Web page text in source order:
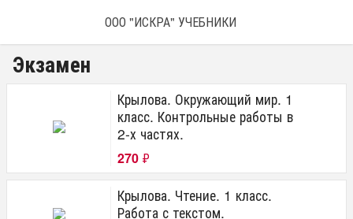
ООО "ИСКРА" УЧЕБНИКИ
Экзамен
Крылова. Окружающий мир. 1
класс. Контрольные работы в
2-х частях.
270 ₽
Крылова. Чтение. 1 класс.
Работа с текстом.